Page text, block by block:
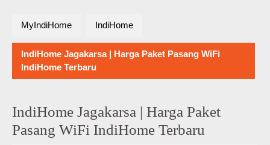
MyIndiHome IndiHome
IndiHome Jagakarsa | Harga Paket Pasang WiFi
IndiHome Terbaru
IndiHome Jagakarsa | Harga Paket
Pasang WiFi IndiHome Terbaru